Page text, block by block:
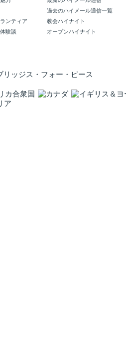
ンティア
験談
過去のハイメール通信一覧
教会ハイナイト
オープンハイナイト